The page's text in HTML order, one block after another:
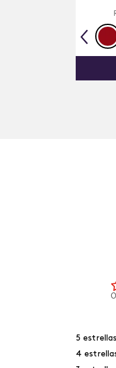
5 estrellas
4